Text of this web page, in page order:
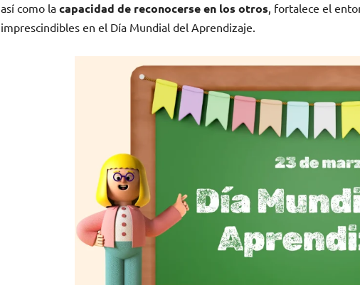
así como lacapacidad de reconocerse en los otros, fortalece el
imprescindibles en el Día Mundial del Aprendizaje.